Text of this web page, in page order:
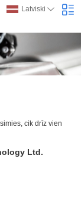
Latviski
cik drīz vien
Ltd.